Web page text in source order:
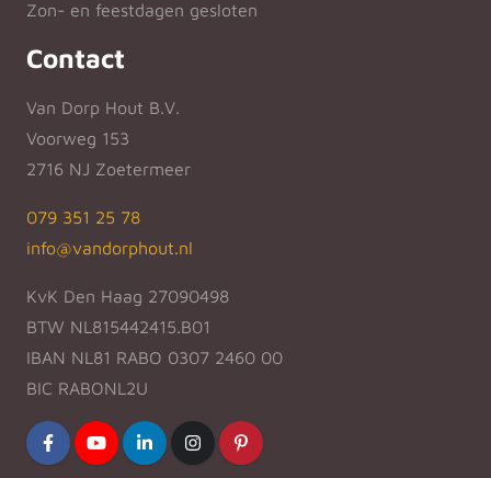
Zon- en feestdagen gesloten
Contact
Van Dorp Hout B.V.
Voorweg 153
2716 NJ Zoetermeer
079 351 25 78
info@vandorphout.nl
KvK Den Haag 27090498
BTW NL815442415.B01
IBAN NL81 RABO 0307 2460 00
BIC RABONL2U